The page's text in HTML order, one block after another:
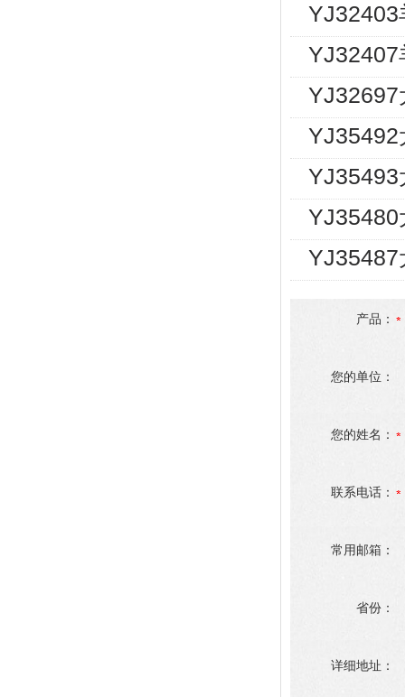
YJ32403
YJ32407
YJ32697
YJ35492
YJ35493
YJ35480
YJ35487
产品：
您的单位：
您的姓名：
联系电话：
常用邮箱：
省份：
详细地址：